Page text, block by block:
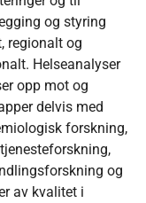
og styring
regionalt og
Helseanalyser
opp mot og
delvis med
forskning,
og
av kvalitet i